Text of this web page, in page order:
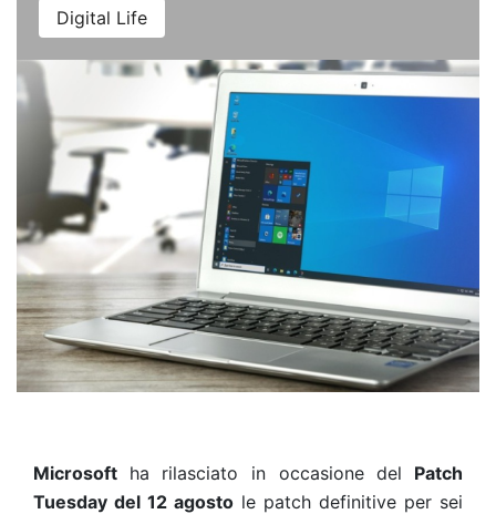
Digital Life
Microsoft ha rilasciato in occasione del Patch
Tuesday del 12 agosto le patch definitive per sei